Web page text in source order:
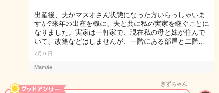
出産後、夫がマスオさん状態になった方いらっしゃいま
すか?来年の出産を機に、夫と共に私の実家を継ぐことに
なりました。実家は一軒家で、現在私の母と妹が住んで
いて、改築などはしませんが、一階にある部屋と二階…
7月16日
Mamãe
ぎずちゃん